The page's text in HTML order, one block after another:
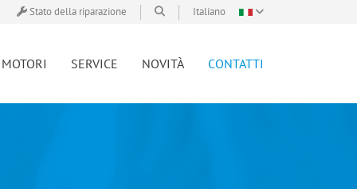
Stato della riparazione Italiano
MOTORI SERVICE NOVITÀ CONTATTI